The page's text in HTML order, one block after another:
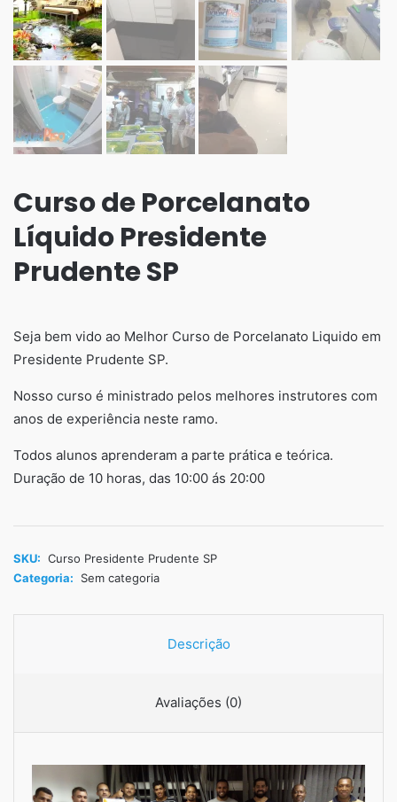
Curso de Porcelanato
Líquido Presidente
Prudente SP
Seja bem vido ao Melhor Curso de Porcelanato Liquido em
Presidente Prudente SP.
Nosso curso é ministrado pelos melhores instrutores com
anos de experiência neste ramo.
Todos alunos aprenderam a parte prática e teórica.
Duração de 10 horas, das 10:00 ás 20:00
SKU: Curso Presidente Prudente SP
Categoria:
Sem categoria
Descrição
Avaliações (0)